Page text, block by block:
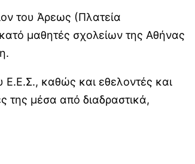
του Άρεως (Πλατεία
μαθητές σχολείων της Αθήνας
Ε.Ε.Σ., καθώς και εθελοντές και
της μέσα από διαδραστικά,